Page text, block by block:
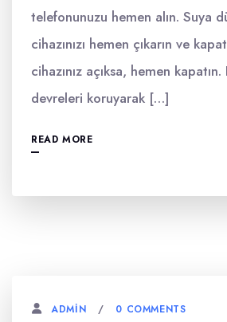
telefonunuzu hemen alın. Suya
cihazınızı hemen çıkarın ve
cihazınız açıksa, hemen
devreleri koruyarak […]
READ MORE
ADMIN 0 COMMENTS